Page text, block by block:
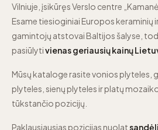
Vilniuje, įsikūręs Verslo centre
Esame tiesioginiai Europos keraminių
gamintojų atstovai Baltijos šalyse,
pasiūlytivienas geriausių kainų
Mūsų kataloge rasite vonios plyteles,
plyteles, sienų plyteles ir platų
tūkstančio pozicijų.
Paklausiausias pozicijas nuolat